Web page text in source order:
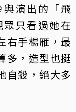
演出的「飛
只看過她在
右手楊雁，最
多，造型也挺
自殺，絕大多